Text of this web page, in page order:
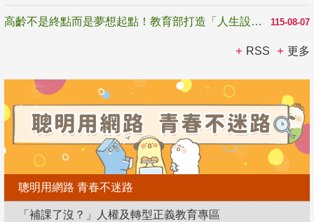
115-08-07
高齡不是終點而是夢想起點！教育部打造「人生設計夢工場」 參展第3屆高齡健康產業博覽會
RSS 更多
聰明用網路 青春不迷路
「補課了沒？」人權及轉型正義教育專區